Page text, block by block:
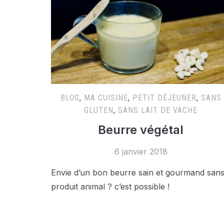
BLOG, MA CUISINE, PETIT DÉJEUNER, SANS
GLUTEN, SANS LAIT DE VACHE
Beurre végétal
6 janvier 2018
Envie d’un bon beurre sain et gourmand sans
produit animal ? c’est possible !